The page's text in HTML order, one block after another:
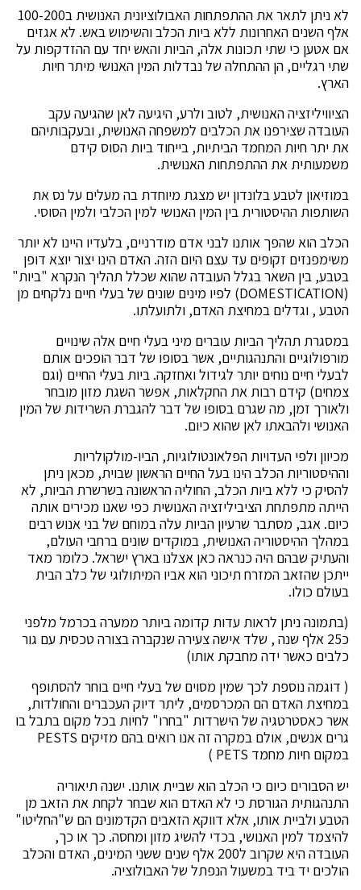
לא ניתן לתאר את ההתפתחות האבולוציונית האנושית ב100-200
אלף השנים האחרונות ללא ביות הכלב והשימוש באש. לא אגזים
אם אטען כי שתי תכונות אלה, הביות והאש יחד עם ההזדקפות על
שתי רגליים, הן ההתחלה של נבדלות המין האנושי מיתר חיות
הארץ.
הציוויליזציה האנושית, לטוב ולרע, היגיעה לאן שהגיעה עקב
העובדה שצירפנו את הכלבים למשפחה האנושית, ובעקבותיהם
את יתר חיות המחמד הביתיות, בייחוד ביות הסוס קידם
משמעותית את ההתפתחות האנושית.
במוזיאון לטבע בלונדון יש מצגת מיוחדת בה מעלים על נס את
השותפות ההיסטורית בין המין האנושי למין הכלבי ולמין הסוסי.
הכלב הוא שהפך אותנו לבני אדם מודרניים, בלעדיו היינו לא יותר
משימפנזים זקופים עד עצם היום הזה. האדם הינו יצור יוצא דופן
בטבע, בין השאר בגלל העובדה שהוא שכלל תהליך הנקרא "ביות"
(DOMESTICATION) לפיו מינים שונים של בעלי חיים נלקחים מן
הטבע , וגדלים במחיצת האדם, ולתועלתו.
במסגרת תהליך הביות עוברים מיני בעלי חיים אלה שינויים
מורפולוגיים והתנהגותיים, אשר בסופו של דבר הופכים אותם
לבעלי חיים נוחים יותר לגידול ואחזקה. ביות בעלי החיים (וגם
צמחים) קידם רבות את החקלאות, אפשר השגת מזון מובחר
ולאורך זמן, מה שגרם בסופו של דבר להגברת השרידות של המין
האנושי ולהבאתו לאן שהוא כיום.
מכיוון ולפי העדויות הפלאונטולוגיות, הביו-מולקולריות
וההיסטוריות הכלב הינו בעל החיים הראשון שבוית, מכאן ניתן
להסיק כי ללא ביות הכלב, החוליה הראשונה בשרשרת הביות, לא
הייתה מתפתחת הציביליזציה האנושית כפי שאנו מכירים אותה
כיום. אגב, מסתבר שרעיון הביות עלה במוחם של בני אנוש רבים
במהלך ההיסטוריה האנושית, במוקדים שונים ברחבי העולם,
והעתיק שבהם היה כנראה כאן אצלנו בארץ ישראל. כלומר מאד
ייתכן שהזאב המזרח תיכוני הוא אביו המיתולוגי של כלב הבית
בעולם כולו.
(בתמונה ניתן לראות עדות קדומה ביותר ממערה בכרמל מלפני
כ25 אלף שנה , שלד אישה צעירה שנקברה בצורה טכסית עם גור
כלבים כאשר ידה מחבקת אותו)
( דוגמה נוספת לכך שמין מסוים של בעלי חיים בוחר להסתופף
במחיצת האדם הם המכרסמים, ליתר דיוק העכברים והחולדות,
אשר כאסטרטגיה של הישרדות "בחרו" לחיות בכל מקום בתבל בו
גרים אנשים, אולם במקרה זה אנו רואים בהם מזיקים PESTS
במקום חיות מחמד PETS )
יש הסבורים כיום כי הכלב הוא שביית אותנו. ישנה תיאוריה
התנהגותית הגורסת כי לא האדם הוא שבחר לקחת את הזאב מן
הטבע ולביית אותו, אלא דווקא הזאבים הקדמונים הם ש"החליטו"
להיצמד למין האנושי, בכדי להשיג מזון ומחסה. כך או כך,
העובדה היא שקרוב ל200 אלף שנים ששני המינים, האדם והכלב
הולכים יד ביד במשעול הנפתל של האבולוציה.